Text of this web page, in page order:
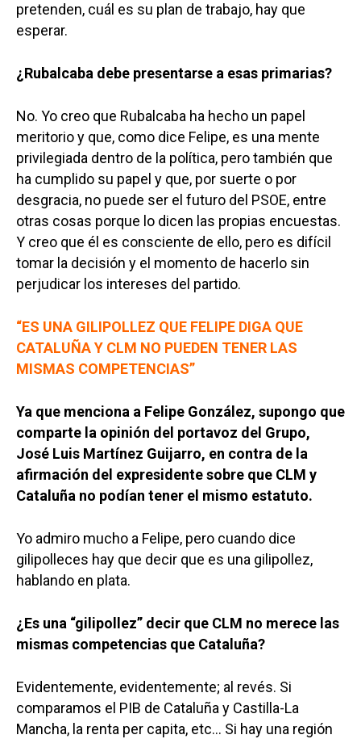
pretenden, cuál es su plan de trabajo, hay que
esperar.
¿Rubalcaba debe presentarse a esas primarias?
No. Yo creo que Rubalcaba ha hecho un papel
meritorio y que, como dice Felipe, es una mente
privilegiada dentro de la política, pero también que
ha cumplido su papel y que, por suerte o por
desgracia, no puede ser el futuro del PSOE, entre
otras cosas porque lo dicen las propias encuestas.
Y creo que él es consciente de ello, pero es difícil
tomar la decisión y el momento de hacerlo sin
perjudicar los intereses del partido.
“ES UNA GILIPOLLEZ QUE FELIPE DIGA QUE
CATALUÑA Y CLM NO PUEDEN TENER LAS
MISMAS COMPETENCIAS”
Ya que menciona a Felipe González, supongo que
comparte la opinión del portavoz del Grupo,
José Luis Martínez Guijarro, en contra de la
afirmación del expresidente sobre que CLM y
Cataluña no podían tener el mismo estatuto.
Yo admiro mucho a Felipe, pero cuando dice
gilipolleces hay que decir que es una gilipollez,
hablando en plata.
¿Es una “gilipollez” decir que CLM no merece las
mismas competencias que Cataluña?
Evidentemente, evidentemente; al revés. Si
comparamos el PIB de Cataluña y Castilla-La
Mancha, la renta per capita, etc… Si hay una región